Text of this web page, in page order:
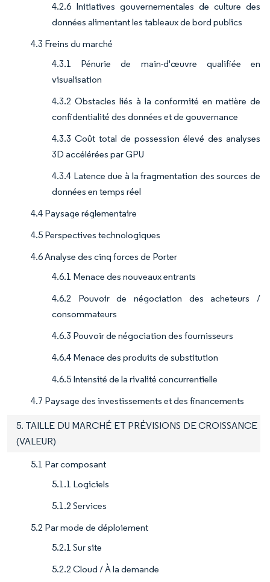
4.2.6 Initiatives gouvernementales de culture des
données alimentant les tableaux de bord publics
4.3 Freins du marché
4.3.1 Pénurie de main-d'œuvre qualifiée en
visualisation
4.3.2 Obstacles liés à la conformité en matière de
confidentialité des données et de gouvernance
4.3.3 Coût total de possession élevé des analyses
3D accélérées par GPU
4.3.4 Latence due à la fragmentation des sources de
données en temps réel
4.4 Paysage réglementaire
4.5 Perspectives technologiques
4.6 Analyse des cinq forces de Porter
4.6.1 Menace des nouveaux entrants
4.6.2 Pouvoir de négociation des acheteurs /
consommateurs
4.6.3 Pouvoir de négociation des fournisseurs
4.6.4 Menace des produits de substitution
4.6.5 Intensité de la rivalité concurrentielle
4.7 Paysage des investissements et des financements
5. TAILLE DU MARCHÉ ET PRÉVISIONS DE CROISSANCE
(VALEUR)
5.1 Par composant
5.1.1 Logiciels
5.1.2 Services
5.2 Par mode de déploiement
5.2.1 Sur site
5.2.2 Cloud / À la demande